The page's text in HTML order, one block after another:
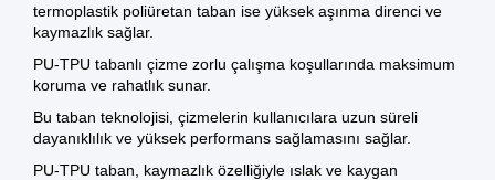
termoplastik poliüretan taban ise yüksek aşınma direnci ve
kaymazlık sağlar.
PU-TPU tabanlı çizme zorlu çalışma koşullarında maksimum
koruma ve rahatlık sunar.
Bu taban teknolojisi, çizmelerin kullanıcılara uzun süreli
dayanıklılık ve yüksek performans sağlamasını sağlar.
PU-TPU taban, kaymazlık özelliğiyle ıslak ve kaygan